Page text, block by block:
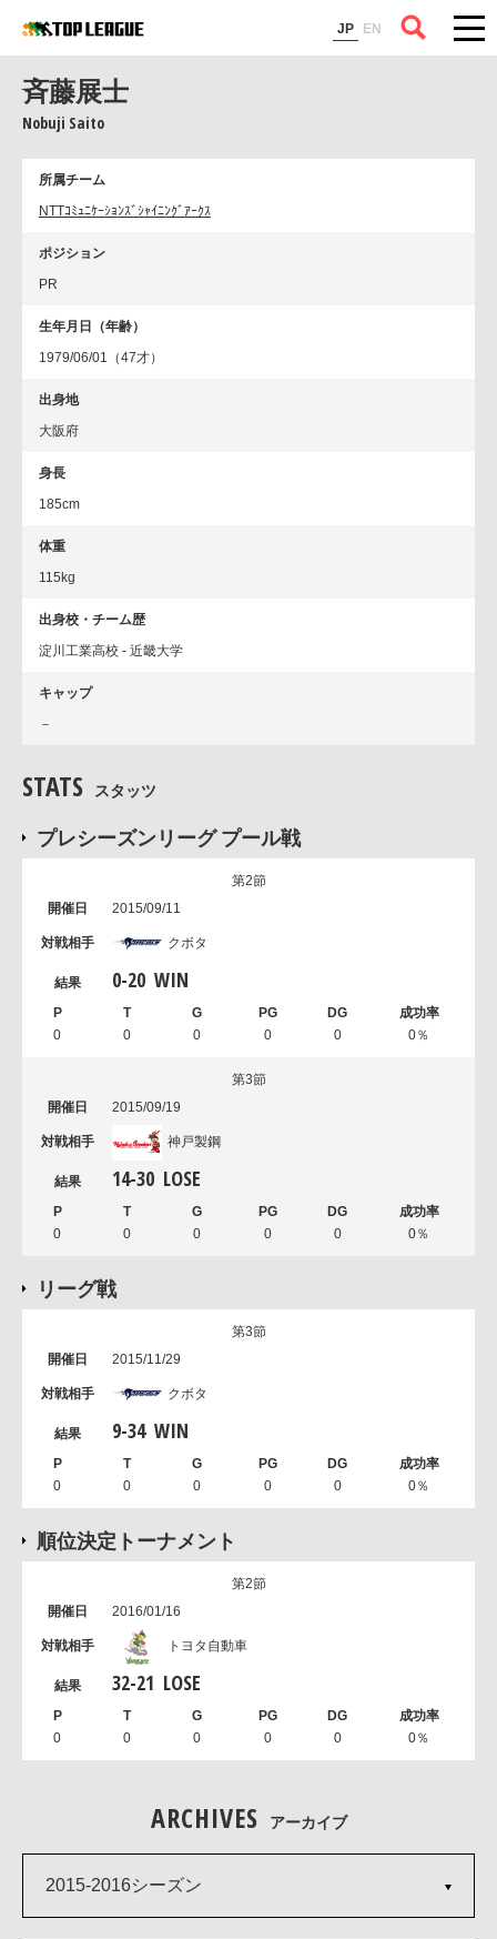
JP EN
コラム
斉藤展士
Nobuji Saito
所属チーム
NTTｺﾐｭﾆｹｰｼｮﾝｽﾞｼｬｲﾆﾝｸﾞｱｰｸｽ
ポジション
PR
生年月日（年齢）
1979/06/01（47才）
出身地
大阪府
身長
185cm
体重
115kg
出身校・チーム歴
淀川工業高校 - 近畿大学
キャップ
－
STATS スタッツ
プレシーズンリーグ プール戦
第2節
2015/09/11
クボタ
0-20 WIN
0 0 0 0 0 0％
第3節
2015/09/19
神戸製鋼
14-30 LOSE
0 0 0 0 0 0％
リーグ戦
第3節
2015/11/29
クボタ
9-34 WIN
0 0 0 0 0 0％
順位決定トーナメント
第2節
2016/01/16
トヨタ自動車
32-21 LOSE
0 0 0 0 0 0％
ARCHIVES アーカイブ
2015-2016シーズン